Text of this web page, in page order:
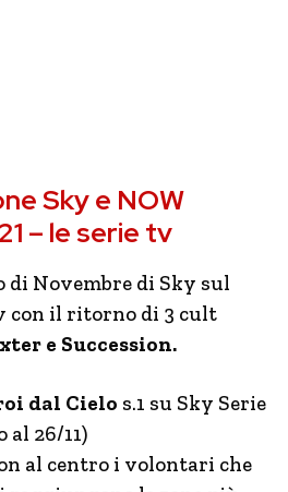
Sky e NOW
– le serie tv
di Novembre di Sky sul
con il ritorno di 3 cult
e Succession.
dal Cielo s.1 su Sky Serie
al 26/11)
al centro i volontari che